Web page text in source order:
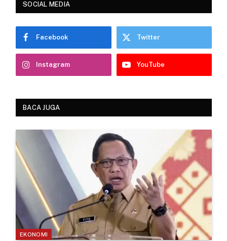
SOCIAL MEDIA
Facebook Twitter
Instagram YouTube
BACA JUGA
EKONOMI